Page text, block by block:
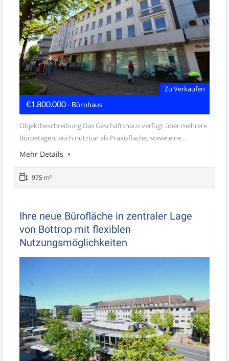
Zu Verkaufen
€1.800.000- Bürohaus
Objektbeschreibung Das Geschäftshaus verfügt über mehrere
Büroetagen, auch nutzbar als Praxisfläche, sowie eine...
Mehr Details
975 m²
Ihre neue Bürofläche in zentraler Lage
von Bottrop mit flexiblen
Nutzungsmöglichkeiten